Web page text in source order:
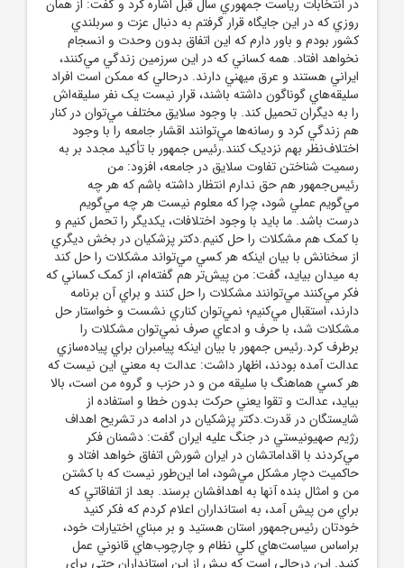
در انتخابات رياست جمهوري سال قبل اشاره کرد و گفت: از همان
روزي که در اين جايگاه قرار گرفتم به دنبال عزت و سربلندي
کشور بودم و باور دارم که اين اتفاق بدون وحدت و انسجام
نخواهد افتاد. همه کساني که در اين سرزمين زندگي مي‌کنند،
ايراني هستند و عرق ميهني دارند. درحالي که ممکن است افراد
سليقه‌هاي گوناگون داشته باشند، قرار نيست يک نفر سليقه‌اش
را به ديگران تحميل کند. با وجود سلايق مختلف مي‌توان در کنار
هم زندگي کرد و رسانه‌ها مي‌توانند اقشار جامعه را با وجود
اختلاف‌نظر بهم نزديک کنند.رئيس جمهور با تأکيد مجدد بر به
رسميت شناختن تفاوت سلايق در جامعه، افزود: من
رئيس‌جمهور هم حق ندارم انتظار داشته باشم که هر چه
مي‌گويم عملي شود، چرا که معلوم نيست هر چه مي‌گويم
درست باشد. ما بايد با وجود اختلافات، يکديگر را تحمل کنيم و
با کمک هم مشکلات را حل کنيم.دکتر پزشکيان در بخش ديگري
از سخنانش با بيان اينکه هر کسي مي‌تواند مشکلات را حل کند
به ميدان بيايد، گفت: من پيش‌تر هم گفته‌ام، از کمک کساني که
فکر مي‌کنند مي‌توانند مشکلات را حل کنند و براي آن برنامه
دارند، استقبال مي‌کنيم؛ نمي‌توان کناري نشست و خواستار حل
مشکلات شد، با حرف و ادعاي صرف نمي‌توان مشکلات را
برطرف کرد.رئيس جمهور با بيان اينکه پيامبران براي پياده‌سازي
عدالت آمده بودند، اظهار داشت: عدالت به معني اين نيست که
هر کسي هماهنگ با سليقه من و در حزب و گروه من است، بالا
بيايد، عدالت و تقوا يعني حرکت بدون خطا و استفاده از
شايستگان در قدرت.دکتر پزشکيان در ادامه در تشريح اهداف
رژيم صهيونيستي در جنگ عليه ايران گفت: دشمنان فکر
مي‌کردند با اقداماتشان در ايران شورش اتفاق خواهد افتاد و
حاکميت دچار مشکل مي‌شود، اما اين‌طور نيست که با کشتن
من و امثال بنده آنها به اهدافشان برسند. بعد از اتفاقاتي که
براي من پيش آمد، به استانداران اعلام کردم که فکر کنيد
خودتان رئيس‌جمهور استان هستيد و بر مبناي اختيارات خود،
براساس سياست‌هاي کلي نظام و چارچوب‌هاي قانوني عمل
کنيد. اين درحالي است که پيش از اين استانداران حتي براي